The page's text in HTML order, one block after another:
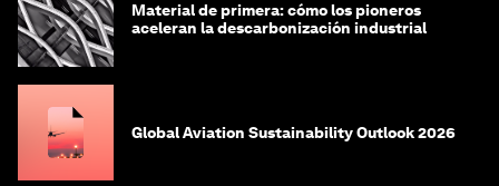
Material de primera: cómo los pioneros
aceleran la descarbonización industrial
Global Aviation Sustainability Outlook 2026